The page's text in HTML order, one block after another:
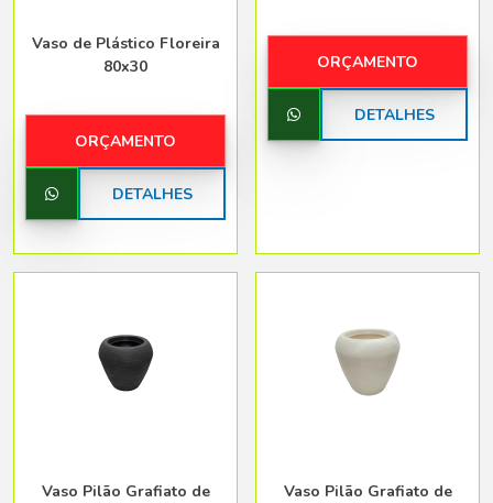
Vaso de Plástico Floreira
80x30
ORÇAMENTO
DETALHES
ORÇAMENTO
DETALHES
Vaso Pilão Grafiato de
Vaso Pilão Grafiato de